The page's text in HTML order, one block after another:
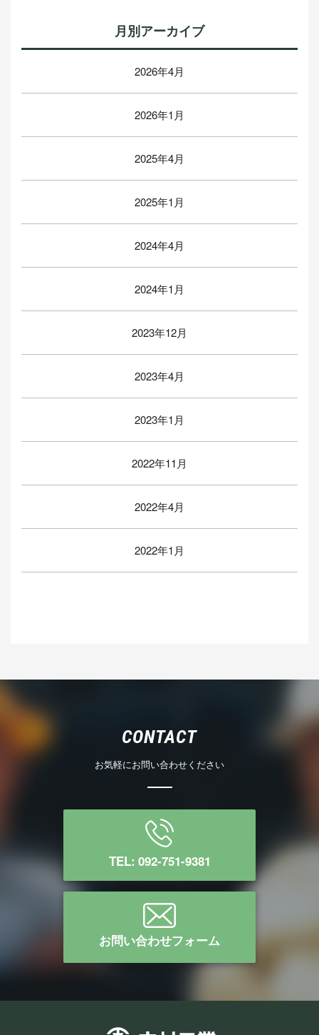
月別アーカイブ
2026年4月
2026年1月
2025年4月
2025年1月
2024年4月
2024年1月
2023年12月
2023年4月
2023年1月
2022年11月
2022年4月
2022年1月
CONTACT
お気軽にお問い合わせください
TEL: 092-751-9381
お問い合わせフォーム